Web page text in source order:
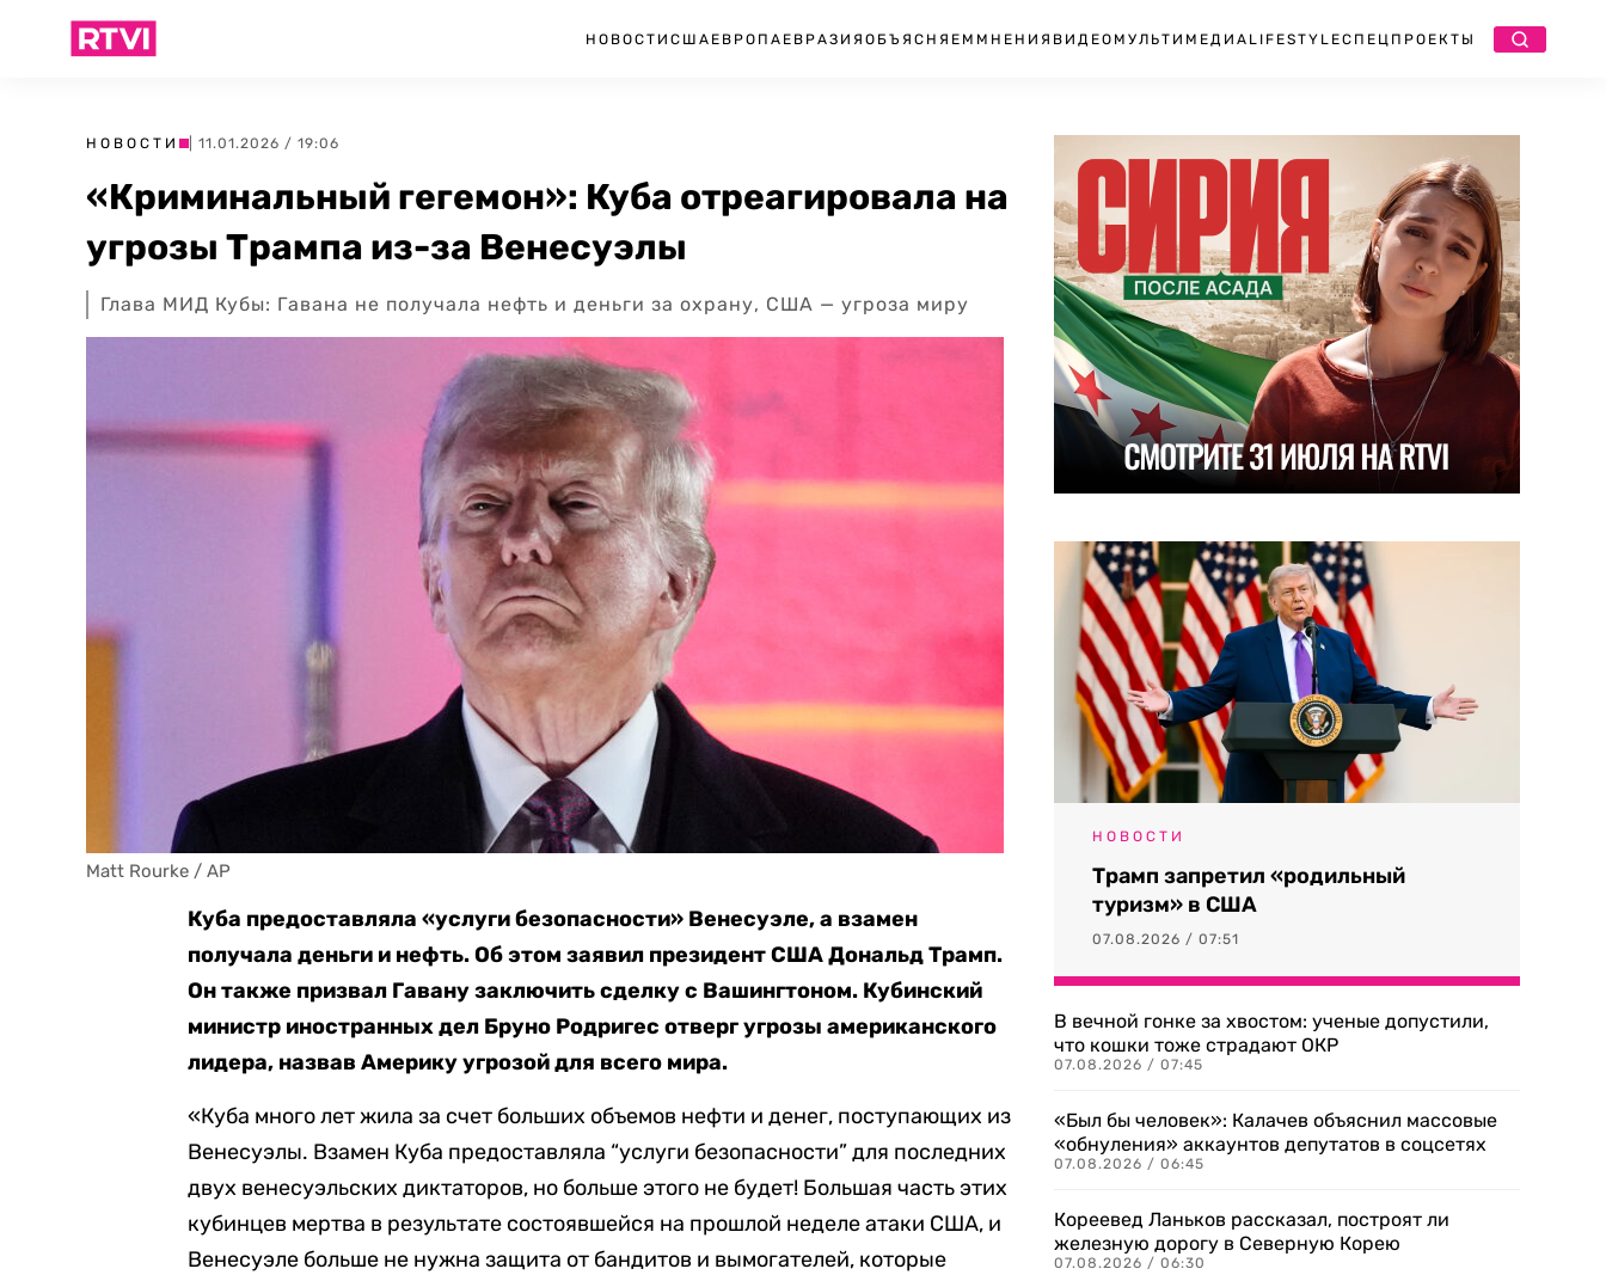
НОВОСТИ США ЕВРОПА ЕВРАЗИЯ ОБЪЯСНЯЕМ МНЕНИЯ ВИДЕО МУЛЬТИМЕДИА LIFESTYLEСПЕЦПРОЕКТЫ
НОВОСТИ | 11.01.2026 / 19:06
«Криминальный гегемон»: Куба отреагировала на
угрозы Трампа из-за Венесуэлы
Глава МИД Кубы: Гавана не получала нефть и деньги за охрану, США — угроза миру
Matt Rourke / AP
Куба предоставляла «услуги безопасности» Венесуэле, а взамен
получала деньги и нефть. Об этом заявил президент США Дональд Трамп.
Он также призвал Гавану заключить сделку с Вашингтоном. Кубинский
министр иностранных дел Бруно Родригес отверг угрозы американского
лидера, назвав Америку угрозой для всего мира.
«Куба много лет жила за счет больших объемов нефти и денег, поступающих из
Венесуэлы. Взамен Куба предоставляла “услуги безопасности” для последних
двух венесуэльских диктаторов, но больше этого не будет! Большая часть этих
кубинцев мертва в результате состоявшейся на прошлой неделе атаки США, и
Венесуэле больше не нужна защита от бандитов и вымогателей, которые
НОВОСТИ
Трамп запретил «родильный
туризм» в США
07.08.2026 / 07:51
В вечной гонке за хвостом: ученые допустили,
что кошки тоже страдают ОКР
07.08.2026 / 07:45
«Был бы человек»: Калачев объяснил массовые
«обнуления» аккаунтов депутатов в соцсетях
07.08.2026 / 06:45
Кореевед Ланьков рассказал, построят ли
железную дорогу в Северную Корею
07.08.2026 / 06:30